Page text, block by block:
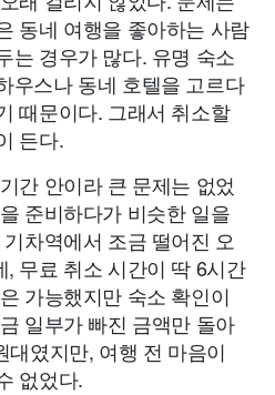
동네 여행을 좋아하는 사람
는 경우가 많다. 유명 숙소
우스나 동네 호텔을 고르다
때문이다. 그래서 취소할
든다.
간 안이라 큰 문제는 없었
준비하다가 비슷한 일을
차역에서 조금 떨어진 오
무료 취소 시간이 딱 6시간
가능했지만 숙소 확인이
일부가 빠진 금액만 돌아
대였지만, 여행 전 마음이
없었다.